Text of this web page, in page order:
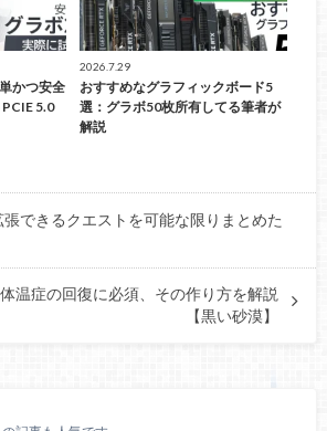
かつ安全
5.0
2026.7.29
おすすめなグラフィックボード5
選：グラボ50枚所有してる筆者が
解説
できるクエストを可能な限りまとめた
温症の回復に必須、その作り方を解説
【黒い砂漠】